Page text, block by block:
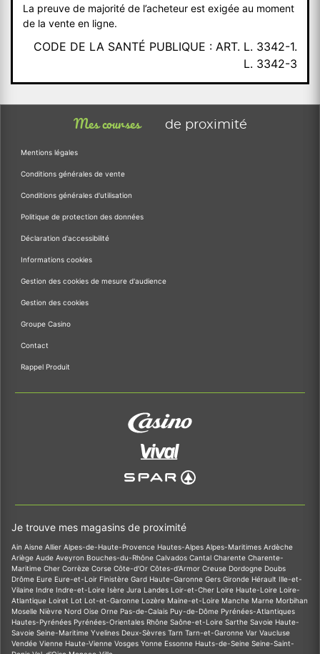
La preuve de majorité de l’acheteur est exigée au moment
de la vente en ligne.
CODE DE LA SANTÉ PUBLIQUE : ART. L. 3342-1.
L. 3342-3
Mes courses de proximité
Mentions légales
Conditions générales de vente
Conditions générales d'utilisation
Politique de protection des données
Déclaration d'accessibilité
Informations cookies
Gestion des cookies de mesure d'audience
Gestion des cookies
Groupe Casino
Contact
Rappel Produit
Je trouve mes magasins de proximité
Ain Aisne Allier Alpes-de-Haute-Provence Hautes-Alpes Alpes-Maritimes Ardèche
Ariège Aude Aveyron Bouches-du-Rhône Calvados Cantal Charente Charente-
Maritime Cher Corrèze Corse Côte-d'Or Côtes-d'Armor Creuse Dordogne Doubs
Drôme Eure Eure-et-Loir Finistère Gard Haute-Garonne Gers Gironde Hérault Ille-et-
Vilaine Indre Indre-et-Loire Isère Jura Landes Loir-et-Cher Loire Haute-Loire Loire-
Atlantique Loiret Lot Lot-et-Garonne Lozère Maine-et-Loire Manche Marne Morbihan
Moselle Nièvre Nord Oise Orne Pas-de-Calais Puy-de-Dôme Pyrénées-Atlantiques
Hautes-Pyrénées Pyrénées-Orientales Rhône Saône-et-Loire Sarthe Savoie Haute-
Savoie Seine-Maritime Yvelines Deux-Sèvres Tarn Tarn-et-Garonne Var Vaucluse
Vendée Vienne Haute-Vienne Vosges Yonne Essonne Hauts-de-Seine Seine-Saint-